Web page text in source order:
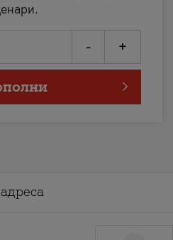
- +